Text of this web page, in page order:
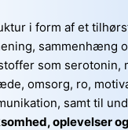
i form af et
sammenhæng
som serotonin,
omsorg, ro,
samt til
oplevelser